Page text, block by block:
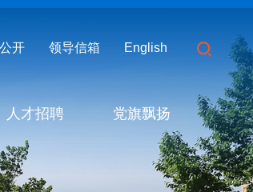
开 领导信箱 English
人才招聘 党旗飘扬